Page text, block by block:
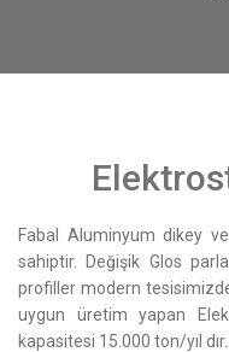
Fabal Aluminyum dikey
sahiptir. Değişik Glos
profiller modern
uygun üretim yapan
kapasitesi 15.000 ton/yıl dır.